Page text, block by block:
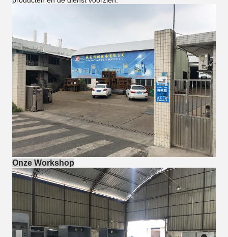
Onze Workshop